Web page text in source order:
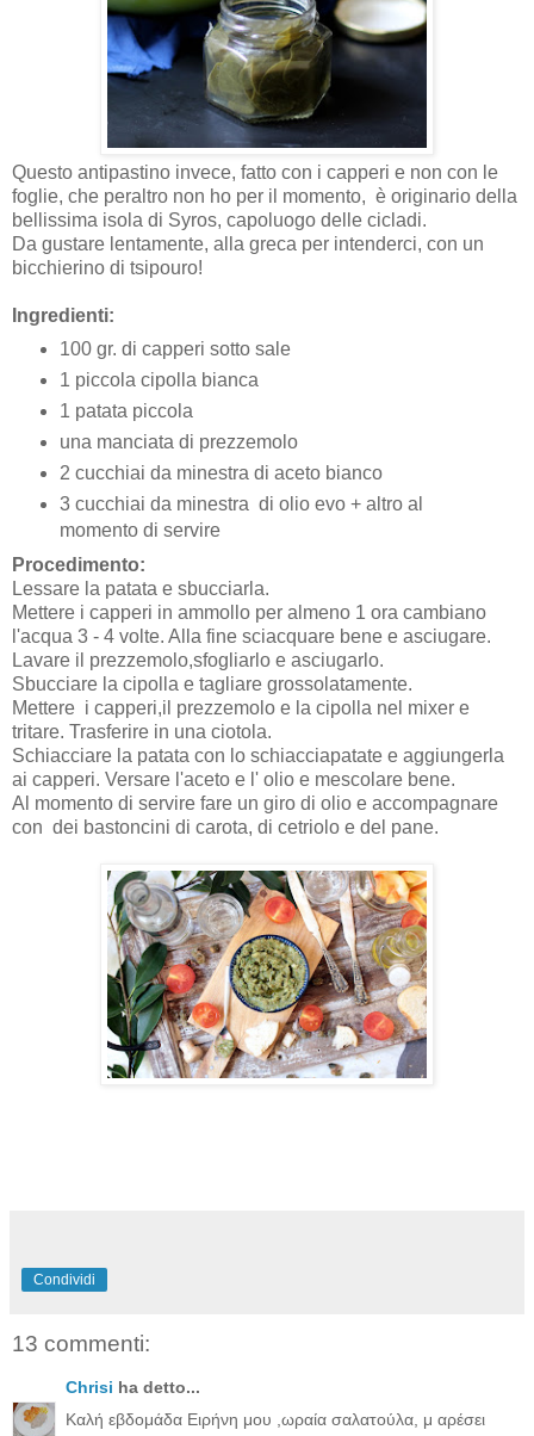
Questo antipastino invece, fatto con i capperi e non con le
foglie, che peraltro non ho per il momento, è originario della
bellissima isola di Syros, capoluogo delle cicladi.
Da gustare lentamente, alla greca per intenderci, con un
bicchierino di tsipouro!
Ingredienti:
100 gr. di capperi sotto sale
1 piccola cipolla bianca
1 patata piccola
una manciata di prezzemolo
2 cucchiai da minestra di aceto bianco
3 cucchiai da minestra di olio evo + altro al
momento di servire
Procedimento:
Lessare la patata e sbucciarla.
Mettere i capperi in ammollo per almeno 1 ora cambiano
l'acqua 3 - 4 volte. Alla fine sciacquare bene e asciugare.
Lavare il prezzemolo,sfogliarlo e asciugarlo.
Sbucciare la cipolla e tagliare grossolatamente.
Mettere i capperi,il prezzemolo e la cipolla nel mixer e
tritare. Trasferire in una ciotola.
Schiacciare la patata con lo schiacciapatate e aggiungerla
ai capperi. Versare l'aceto e l' olio e mescolare bene.
Al momento di servire fare un giro di olio e accompagnare
con dei bastoncini di carota, di cetriolo e del pane.
Condividi
13 commenti:
Chrisi ha detto...
Καλή εβδομάδα Ειρήνη μου ,ωραία σαλατούλα, μ αρέσει